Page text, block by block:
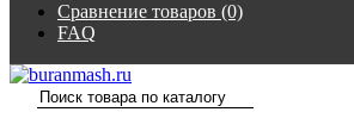
Сравнение товаров (0)
FAQ